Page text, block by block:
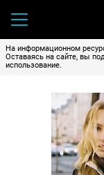
На информационном
Оставаясь на сайте, вы
использование.